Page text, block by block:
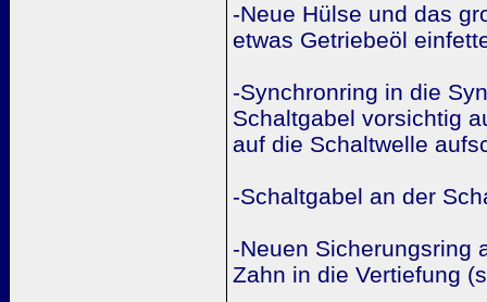
-Neue Hülse und das
etwas Getriebeöl
-Synchronring in die
Schaltgabel vorsichtig
auf die Schaltwelle
-Schaltgabel an der
-Neuen Sicherungsring
Zahn in die Vertiefung